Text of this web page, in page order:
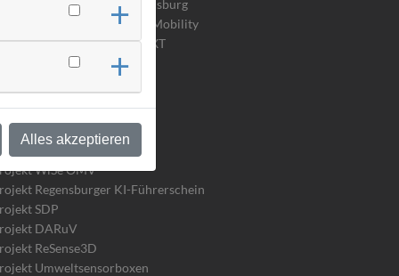
Wasserstoffrunde Regensburg
Safe & Sustainable Mobility
Smart City R_NEXT
Projekte
Mobilität
BAIKOR_R
WiSe OMV
Regensburger KI-Führerschein
SDP
DARuV
ReSense3D
Umweltsensorboxen
Alles akzeptieren